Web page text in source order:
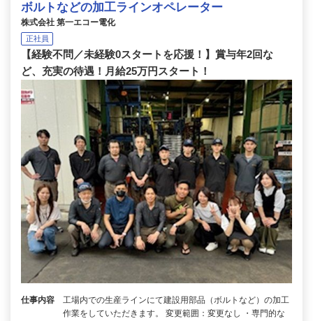
ボルトなどの加工ラインオペレーター
株式会社 第一エコー電化
正社員
【経験不問／未経験0スタートを応援！】賞与年2回な
ど、充実の待遇！月給25万円スタート！
仕事内容
工場内での生産ラインにて建設用部品（ボルトなど）の加工
作業をしていただきます。 変更範囲：変更なし ・専門的な